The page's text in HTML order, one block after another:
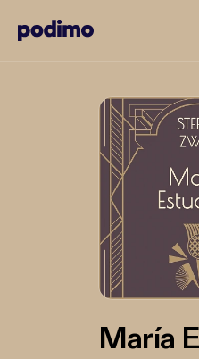
María